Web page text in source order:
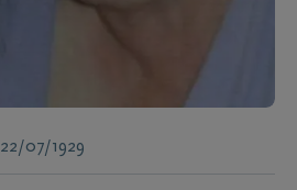
22/07/1929